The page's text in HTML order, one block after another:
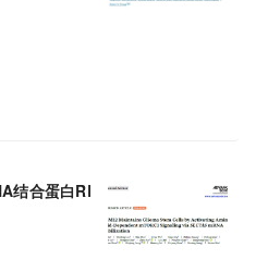
合蛋白RBM12调控 氨基酸代谢